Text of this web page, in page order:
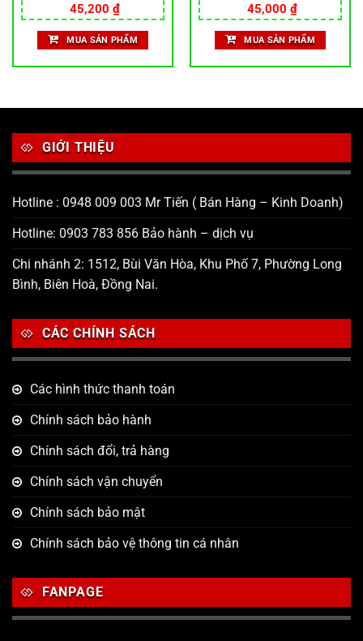
Được xếp
hạng5.00
5 sao
45,200 ₫
MUA SẢN PHẨM
Được xếp
hạng5.00
5 sao
45,000 ₫
MUA SẢN PHẨM
GIỚI THIỆU
Hotline : 0948 009 003 Mr Tiến ( Bán Hàng – Kinh Doanh)
Hotline: 0903 783 856 Bảo hành – dịch vụ
Chi nhánh 2: 1512, Bùi Văn Hòa, Khu Phố 7, Phường Long
Bình, Biên Hoà, Đồng Nai.
CÁC CHÍNH SÁCH
Các hình thức thanh toán
Chính sách bảo hành
Chính sách đổi, trả hàng
Chính sách vận chuyển
Chính sách bảo mật
Chính sách bảo vệ thông tin cá nhân
FANPAGE